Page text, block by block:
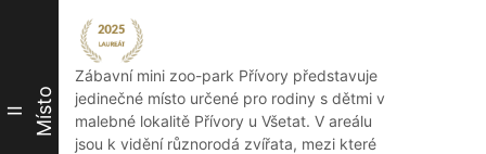
II Místo
Zábavní mini zoo-park Přívory představuje
jedinečné místo určené pro rodiny s dětmi v
malebné lokalitě Přívory u Všetat. V areálu
jsou k vidění různorodá zvířata, mezi které